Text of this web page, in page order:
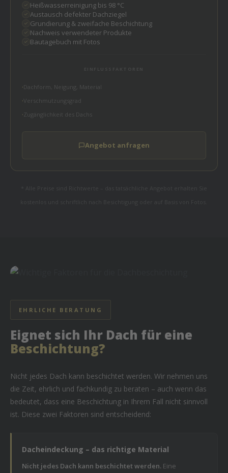
Heißwasserreinigung bis 98 °C
Austausch defekter Dachziegel
Grundierung & zweifache Beschichtung
Nachweis verwendeter Produkte
Bautagebuch mit Fotos
Dachform, Neigung, Material
Verschmutzungsgrad
Zugänglichkeit des Dachs
Angebot anfragen
EHRLICHE BERATUNG
Eignet sich Ihr Dach für eine
Beschichtung?
Nicht jedes Dach kann beschichtet werden. Wir nehmen uns
die Zeit, ehrlich und fachkundig zu beraten – auch wenn das
bedeutet, dass eine Beschichtung in Ihrem Fall nicht sinnvoll
ist. Diese zwei Faktoren sind entscheidend:
Dacheindeckung – das richtige Material
Nicht jedes Dach kann beschichtet werden.Eine